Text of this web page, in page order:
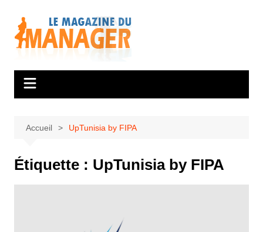
contenu
Accueil UpTunisia by FIPA
Étiquette : UpTunisia by FIPA